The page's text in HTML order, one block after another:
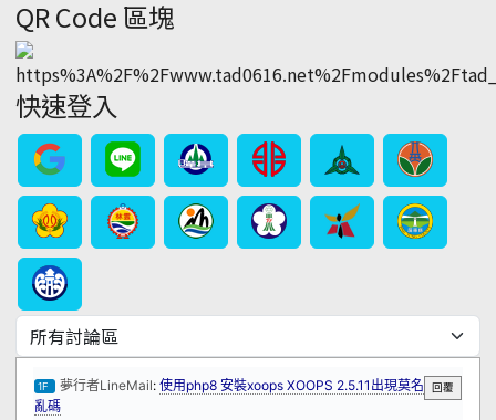
QR Code 區塊
快速登入